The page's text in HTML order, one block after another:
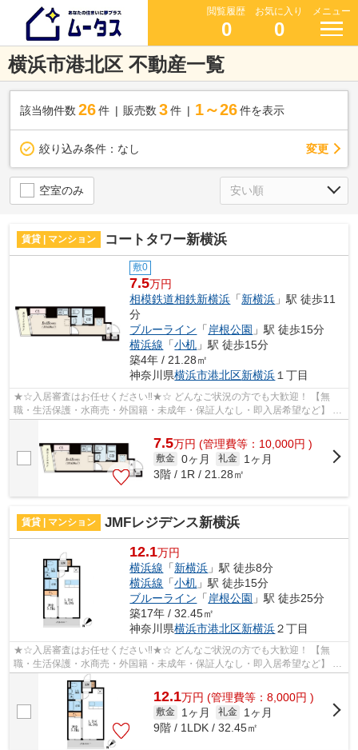
閲覧履歴
0
お気に入り
0
メニュー
横浜市港北区 不動産一覧
該当物件数 26件 販売数 3 件 1～26 件を表示
絞り込み条件： なし 変更
空室のみ
賃貸 | マンション コートタワー新横浜
敷0
7.5万円
相模鉄道相鉄新横浜 「新横浜 」駅 徒歩11
分
ブルーライン 「岸根公園 」駅 徒歩15分
横浜線 「小机 」駅 徒歩15分
築4年 / 21.28㎡
神奈川県横浜市港北区新横浜１丁目
★☆入居審査はお任せください‼★☆ どんなご状況の方でも大歓迎！ 【無
職・生活保護・水商売・外国籍・未成年・保証人なし・即入居希望など】 ネ
7.5万円 (管理費等：10,000円 )
敷金 0ヶ月 礼金
1ヶ月
3階 / 1R / 21.28㎡
賃貸 | マンション JMFレジデンス新横浜
12.1万円
横浜線 「新横浜 」駅 徒歩8分
横浜線 「小机 」駅 徒歩15分
ブルーライン 「 岸根公園 」駅 徒歩25分
築17年 / 32.45㎡
神奈川県横浜市港北区新横浜２丁目
★☆入居審査はお任せください‼★☆ どんなご状況の方でも大歓迎！ 【無
職・生活保護・水商売・外国籍・未成年・保証人なし・即入居希望など】 ネ
ット非公開の物件からもお探し致します‼ ...
12.1万円 (管理費等：8,000円 )
敷金 1ヶ月 礼金
1ヶ月
9階 / 1LDK / 32.45㎡